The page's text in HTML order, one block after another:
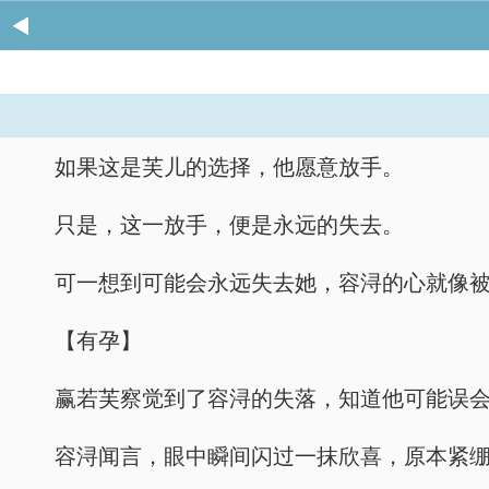
如果这是芙儿的选择，他愿意放手。
只是，这一放手，便是永远的失去。
可一想到可能会永远失去她，容浔的心就像
【有孕】
赢若芙察觉到了容浔的失落，知道他可能误
容浔闻言，眼中瞬间闪过一抹欣喜，原本紧